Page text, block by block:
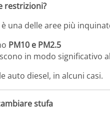
restrizioni?
una delle aree più
PM10 e PM2.5
in modo significativo
auto diesel, in alcuni casi.
stufa